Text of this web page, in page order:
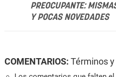
PREOCUPANTE:
Y POCAS NOVEDADES
COMENTARIOS: Términos